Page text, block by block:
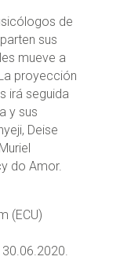
de
sus
mueve a
proyección
irá seguida
y sus
Deise
do Amor.
(ECU)